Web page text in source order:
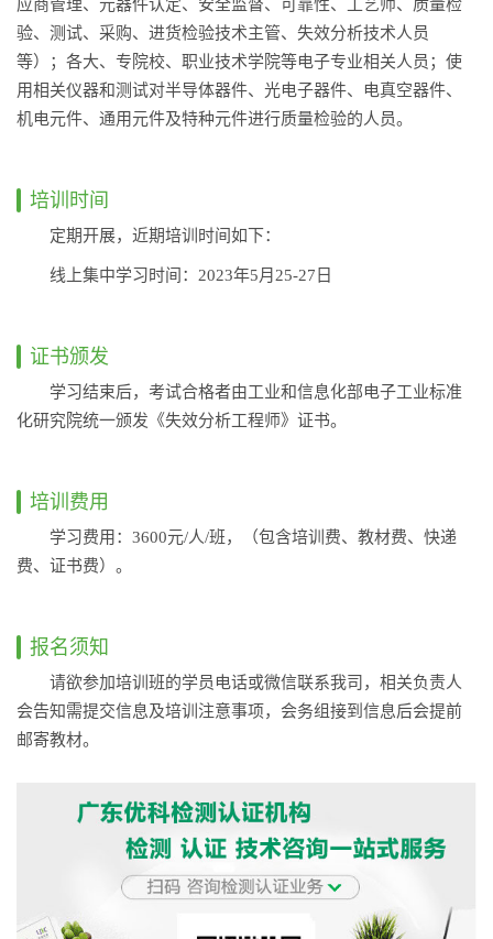
应商管理、元器件认定、安全监督、可靠性、工艺师、质量检
验、测试、采购、进货检验技术主管、失效分析技术人员
等）；各大、专院校、职业技术学院等电子专业相关人员；使
用相关仪器和测试对半导体器件、光电子器件、电真空器件、
机电元件、通用元件及特种元件进行质量检验的人员。
培训时间
定期开展，近期培训时间如下：
线上集中学习时间：2023年5月25-27日
证书颁发
学习结束后，考试合格者由工业和信息化部电子工业标准
化研究院统一颁发《失效分析工程师》证书。
培训费用
学习费用：3600元/人/班，（包含培训费、教材费、快递
费、证书费）。
报名须知
请欲参加培训班的学员电话或微信联系我司，相关负责人
会告知需提交信息及培训注意事项，会务组接到信息后会提前
邮寄教材。